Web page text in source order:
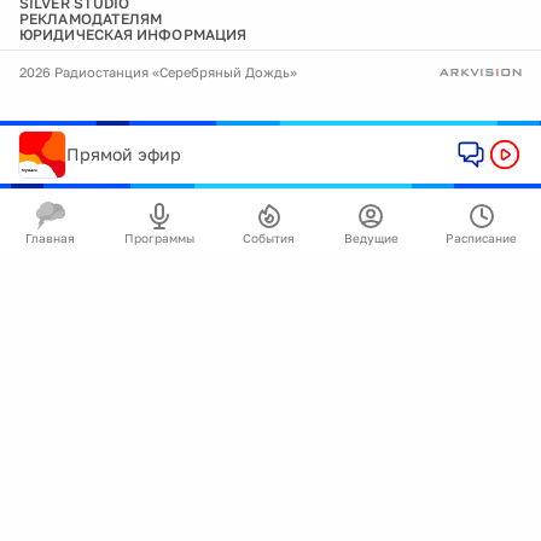
РЕКЛАМОДАТЕЛЯМ
ЮРИДИЧЕСКАЯ ИНФОРМАЦИЯ
2026 Радиостанция «Серебряный Дождь»
Прямой эфир
Главная Программы События Ведущие Расписание